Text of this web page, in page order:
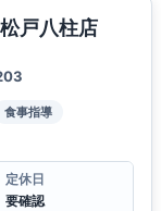
戸八柱店
食事指導
定休日
要確認